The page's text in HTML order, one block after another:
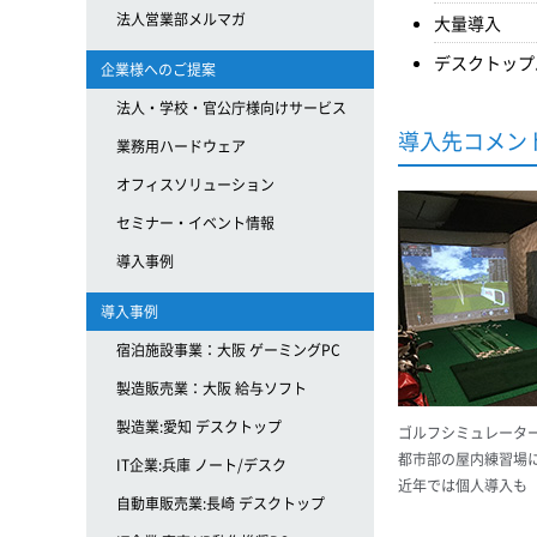
大量導入
デスクトッ
導入先コメン
ゴルフシミュレータ
都市部の屋内練習場
近年では個人導入も
法人営業部メルマガ
企業様へのご提案
法人・学校・官公庁様向けサービス
業務用ハードウェア
オフィスソリューション
セミナー・イベント情報
導入事例
導入事例
宿泊施設事業：大阪 ゲーミングPC
製造販売業：大阪 給与ソフト
製造業:愛知 デスクトップ
IT企業:兵庫 ノート/デスク
自動車販売業:長崎 デスクトップ